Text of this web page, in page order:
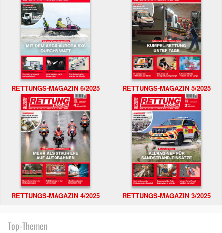
RETTUNGS-MAGAZIN 6/2025 RETTUNGS-MAGAZIN 5/2025
RETTUNGS-MAGAZIN 4/2025 RETTUNGS-MAGAZIN 3/2025
Top-Themen